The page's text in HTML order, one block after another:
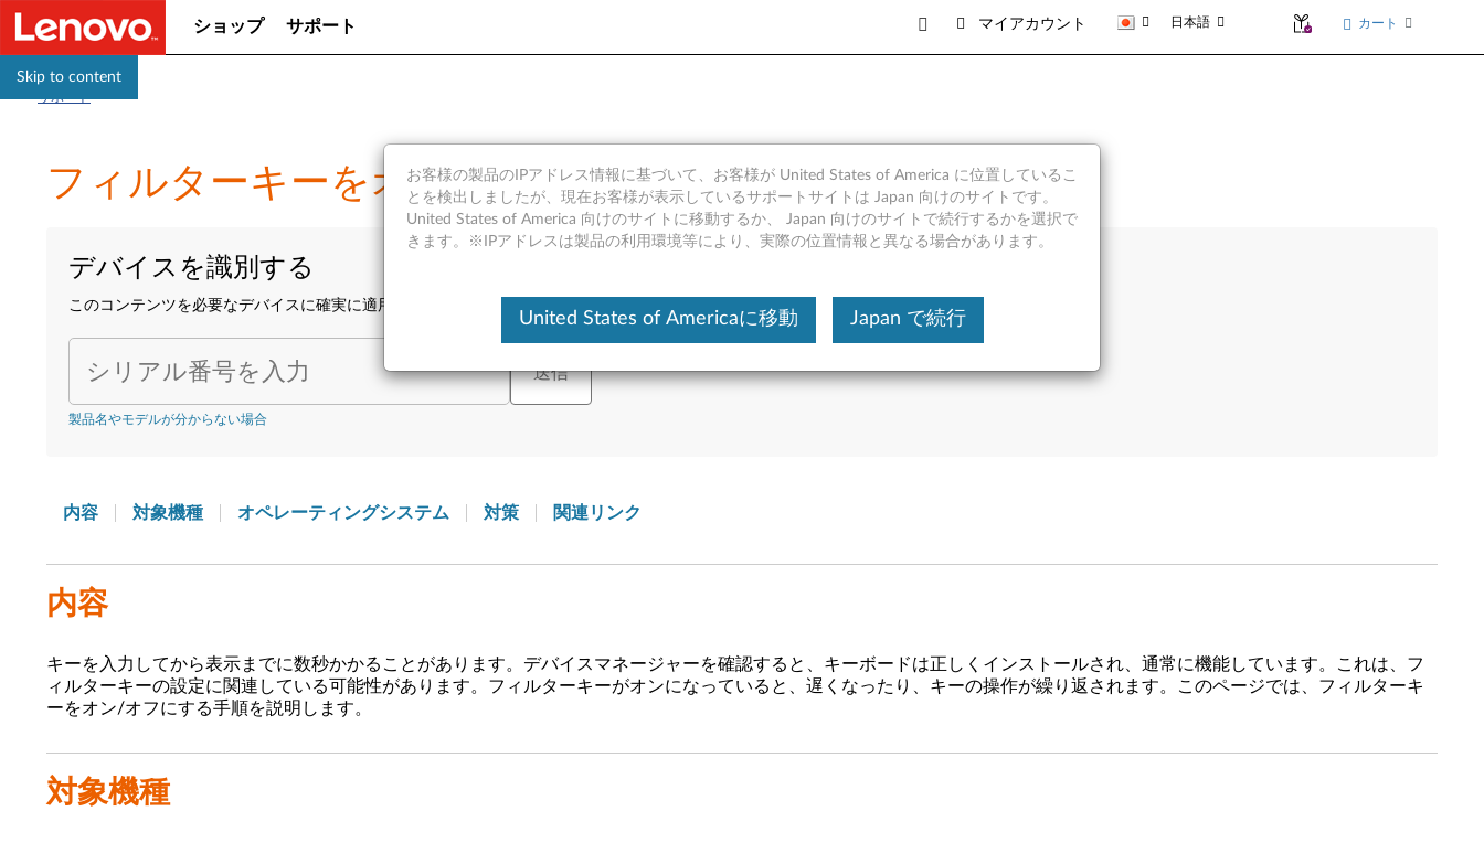
Skip to content
ショップ サポート マイアカウント 日本語 カート
サポート
フィルターキーをオン/オフする - Windows - Ideapad
デバイスを識別する
このコンテンツを必要なデバイスに確実に適用するために、シリアル番号の入力、または製品を選択してください。 製品を表示
シリアル番号を入力 送信
製品名やモデルが分からない場合
内容 対象機種 オペレーティングシステム 対策 関連リンク
内容
キーを入力してから表示までに数秒かかることがあります。デバイスマネージャーを確認すると、キーボードは正しくインストールされ、通常に機能しています。これは、フ
ィルターキーの設定に関連している可能性があります。フィルターキーがオンになっていると、遅くなったり、キーの操作が繰り返されます。このページでは、フィルターキ
ーをオン/オフにする手順を説明します。
対象機種
お客様の製品のIPアドレス情報に基づいて、お客様が United States of America に位置しているこ
とを検出しましたが、現在お客様が表示しているサポートサイトは Japan 向けのサイトです。
United States of America 向けのサイトに移動するか、 Japan 向けのサイトで続行するかを選択で
きます。※IPアドレスは製品の利用環境等により、実際の位置情報と異なる場合があります。
United States of Americaに移動 Japan で続行